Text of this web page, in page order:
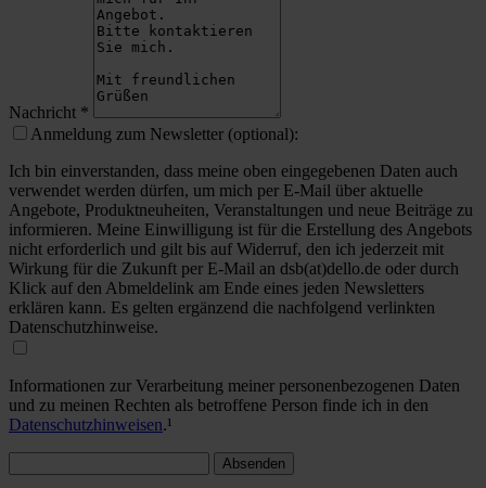
Nachricht *
Anmeldung zum Newsletter (optional):
Ich bin einverstanden, dass meine oben eingegebenen Daten auch
verwendet werden dürfen, um mich per E-Mail über aktuelle
Angebote, Produktneuheiten, Veranstaltungen und neue Beiträge zu
informieren. Meine Einwilligung ist für die Erstellung des Angebots
nicht erforderlich und gilt bis auf Widerruf, den ich jederzeit mit
Wirkung für die Zukunft per E-Mail an dsb(at)dello.de oder durch
Klick auf den Abmeldelink am Ende eines jeden Newsletters
erklären kann. Es gelten ergänzend die nachfolgend verlinkten
Datenschutzhinweise.
Informationen zur Verarbeitung meiner personenbezogenen Daten
und zu meinen Rechten als betroffene Person finde ich in den
Datenschutzhinweisen.¹
Absenden